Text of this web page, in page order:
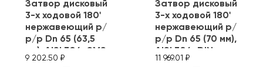
Затвор дисковый
3-х ходовой 180'
нержавеющий р/
р/р Dn 65 (63,5
мм), AISI 304, SMS
9 202.50 ₽
Затвор дисковый
3-х ходовой 180'
нержавеющий р/
р/р Dn 65 (70 мм),
AISI 304, DIN
11 969.01 ₽